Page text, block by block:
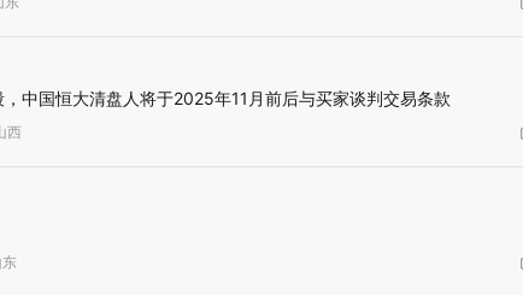
中国恒大清盘人将于2025年11月前后与买家谈判交易条款
西